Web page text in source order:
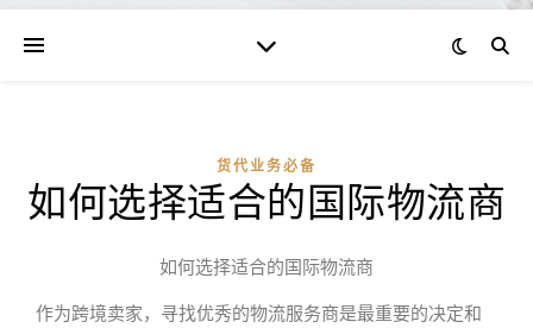
货代业务必备
如何选择适合的国际物流商
如何选择适合的国际物流商
作为跨境卖家，寻找优秀的物流服务商是最重要的决定和